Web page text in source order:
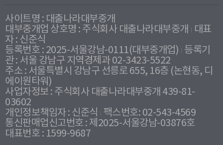
사이트명 : 대출나라대부중개
대부중개업 상호명 : 주식회사 대출나라대부중개
대표
자 : 신준식
등록번호 : 2025-서울강남-0111(대부중개업) 등록기
관 : 서울 강남구 지역경제과 02-3423-5522
주소 : 서울특별시 강남구 선릉로 655, 16층 (논현동, 디
에이원타워)
사업자정보 : 주식회사 대출나라대부중개 439-81-
03602
개인정보책임자 : 신준식
팩스번호: 02-543-4569
통신판매업신고번호 : 제2025-서울강남-03876호
대표번호 : 1599-9687